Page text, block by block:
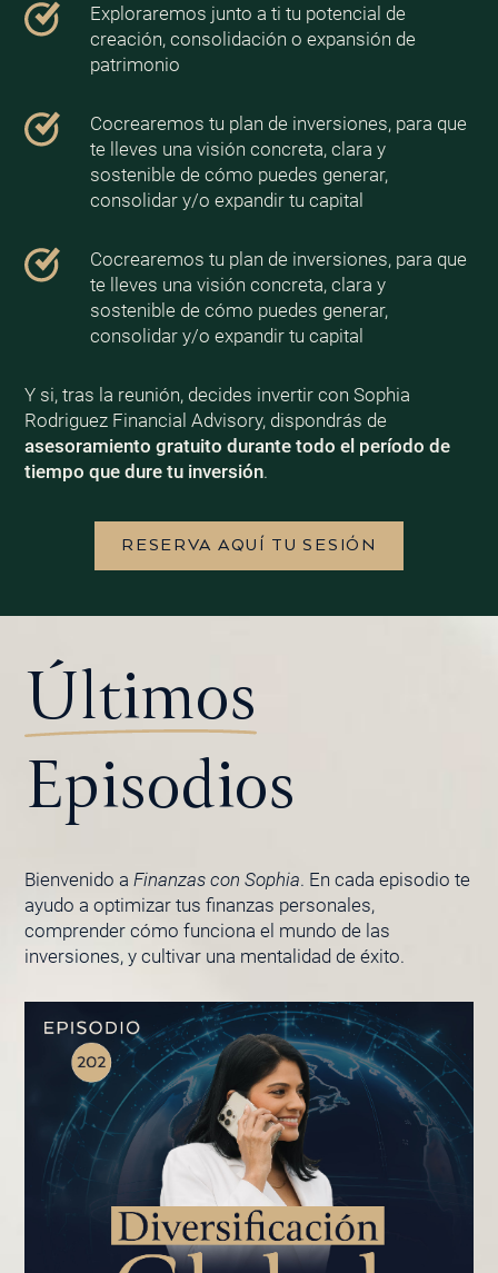
Exploraremos junto a ti tu potencial de
creación, consolidación o expansión de
patrimonio
Cocrearemos tu plan de inversiones, para que
te lleves una visión concreta, clara y
sostenible de cómo puedes generar,
consolidar y/o expandir tu capital
Cocrearemos tu plan de inversiones, para que
te lleves una visión concreta, clara y
sostenible de cómo puedes generar,
consolidar y/o expandir tu capital
Y si, tras la reunión, decides invertir con Sophia
Rodriguez Financial Advisory, dispondrás de
asesoramiento gratuito durante todo el período de
tiempo que dure tu inversión.
RESERVA AQUÍ TU SESIÓN
Últimos
Episodios
Bienvenido a Finanzas con Sophia. En cada episodio te
ayudo a optimizar tus finanzas personales,
comprender cómo funciona el mundo de las
inversiones, y cultivar una mentalidad de éxito.
PÁGINA
PÁGINA
PÁGINAPÁGINA